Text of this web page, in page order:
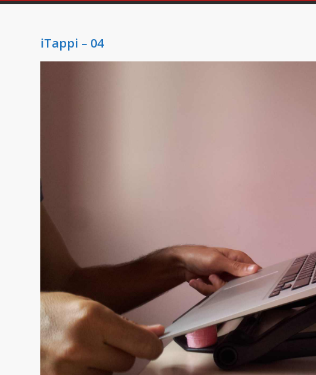
iTappi – 04